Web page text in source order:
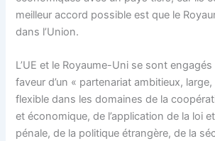
meilleur accord possible est que le
dans l’Union.
L’UE et le Royaume-Uni se sont
faveur d’un « partenariat ambitieux,
flexible dans les domaines de la
et économique, de l’application de la loi
pénale, de la politique étrangère, de la